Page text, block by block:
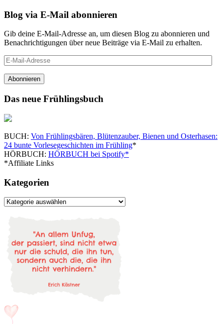
Blog via E-Mail abonnieren
Gib deine E-Mail-Adresse an, um diesen Blog zu abonnieren und
Benachrichtigungen über neue Beiträge via E-Mail zu erhalten.
E-
Mail-
Adresse
Abonnieren
Das neue Frühlingsbuch
BUCH: Von Frühlingsbären, Blütenzauber, Bienen und Osterhasen:
24 bunte Vorlesegeschichten im Frühling*
HÖRBUCH: HÖRBUCH bei Spotify*
*Affiliate Links
Kategorien
Kategorien